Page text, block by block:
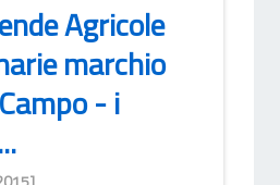
Agricole
marchio
- i